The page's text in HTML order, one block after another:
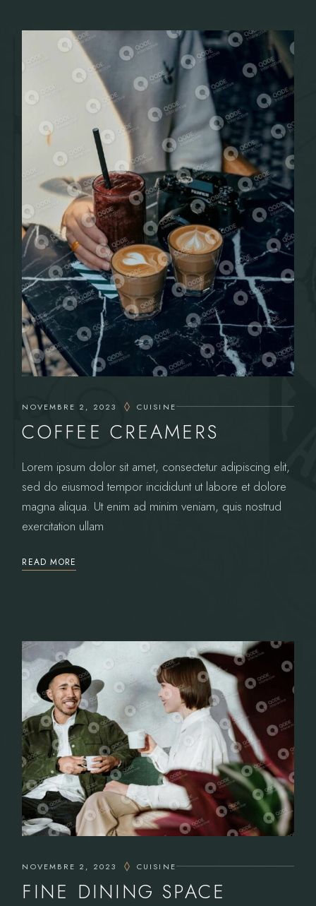
NOVEMBRE 2, 2023 CUISINE
COFFEE CREAMERS
Lorem ipsum dolor sit amet, consectetur adipiscing elit,
sed do eiusmod tempor incididunt ut labore et dolore
magna aliqua. Ut enim ad minim veniam, quis nostrud
exercitation ullam
READ MORE
NOVEMBRE 2, 2023 CUISINE
FINE DINING SPACE